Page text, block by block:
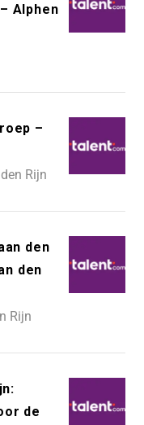
Alphen
–
Rijn
den
den
Rijn
de